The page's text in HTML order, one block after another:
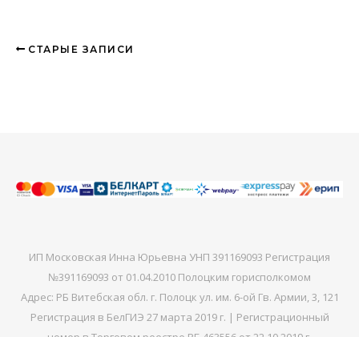
СТАРЫЕ ЗАПИСИ
ИП Московская Инна Юрьевна УНП 391169093 Регистрация
№391169093 от 01.04.2010 Полоцким горисполкомом
Адрес: РБ Витебская обл. г. Полоцк ул. им. 6-ой Гв. Армии, 3, 121
Регистрация в БелГИЭ 27 марта 2019 г. | Регистрационный